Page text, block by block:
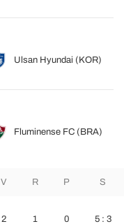
Ulsan Hyundai (KOR)
Fluminense FC (BRA)
V R P S
2 1 0 5 : 3